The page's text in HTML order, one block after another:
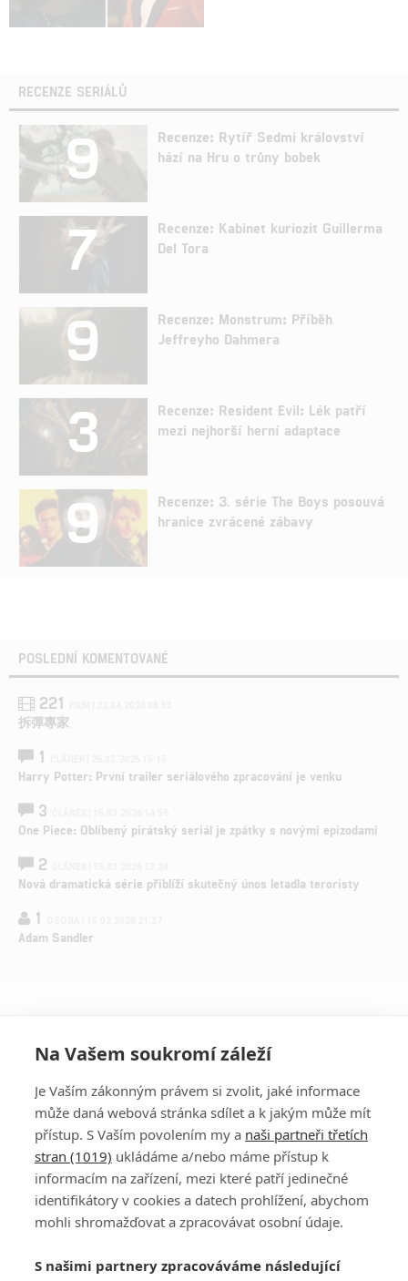
RECENZE SERIÁLŮ
9
Recenze: Rytíř Sedmi království
hází na Hru o trůny bobek
7
Recenze: Kabinet kuriozit Guillerma
Del Tora
9
Recenze: Monstrum: Příběh
Jeffreyho Dahmera
3
Recenze: Resident Evil: Lék patří
mezi nejhorší herní adaptace
9
Recenze: 3. série The Boys posouvá
hranice zvrácené zábavy
POSLEDNÍ KOMENTOVANÉ
221
拆彈專家
1
Harry Potter: První trailer seriálového zpracování je venku
3
One Piece: Oblíbený pirátský seriál je zpátky s novými epizodami
2
Nová dramatická série přiblíží skutečný únos letadla teroristy
1
Adam Sandler
PŘIHLÁSIT
REGISTROVAT
DISKUZE
Šéfredaktorkou webu jePetr Slavík, e-mailserialy@fandimefilmu.cz
Na Vašem soukromí záleží
Je Vaším zákonným právem si zvolit, jaké informace
může daná webová stránka sdílet a k jakým může mít
přístup. S Vaším povolením my a naši partneři třetích
stran (1019) ukládáme a/nebo máme přístup k
informacím na zařízení, mezi které patří jedinečné
identifikátory v cookies a datech prohlížení, abychom
mohli shromažďovat a zpracovávat osobní údaje.
S našimi partnery zpracováváme následující